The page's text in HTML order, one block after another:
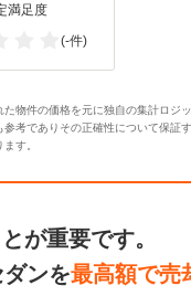
満足度
(-件)
物件の価格を元に独自の集計ロジ
考でありその正確性について保証す
す。
が重要です。
ンを最高額で売